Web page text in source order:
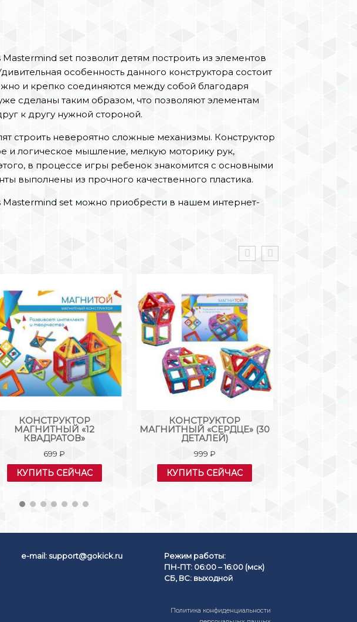
set позволит детям построить из элементов
особенность данного конструктора состоит
и крепко соединяются между собой благодаря
сделаны таким образом, что позволяют элементам
к другу нужной стороной.
строить невероятно сложные механизмы. Конструктор
и логическое мышление, мелкую моторику рук,
в процессе игры ребенок знакомится с основными
выполнены из прочного качественного пластика.
set можно приобрести в нашем интернет-
КОНСТРУКТОР
МАГНИТНЫЙ «12
КВАДРАТОВ»
699₽
КУПИТЬ СЕЙЧАС
КОНСТРУКТОР
МАГНИТНЫЙ «СЕРДЦЕ» (30
ДЕТАЛЕЙ)
999 ₽
КУПИТЬ СЕЙЧАС
e-mail: support@gokick.ru
Режим работы:
ПН-ПТ: 06:00 – 16:00 (мск)
СБ, ВС: выходной
Политика конфиденциальности